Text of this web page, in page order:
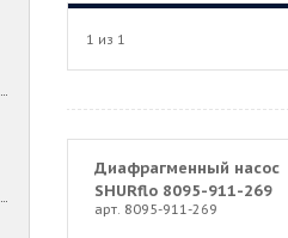
1 из 1
Диафрагменный насос
SHURflo 8095-911-269
арт. 8095-911-269